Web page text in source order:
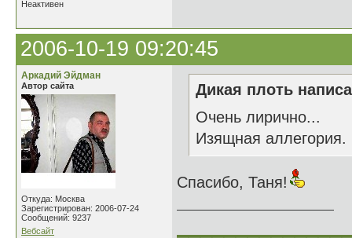
Неактивен
2006-10-19 09:20:45
Аркадий Эйдман
Автор сайта
Откуда: Москва
Зарегистрирован: 2006-07-24
Сообщений: 9237
Вебсайт
Дикая плоть
Очень лирично...
Изящная аллегория.
Спасибо, Таня!